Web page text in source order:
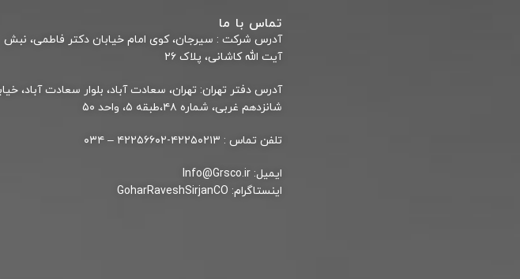
تماس با ما
آدرس شركت : سیرجان، کوی امام خیابان دکتر فاطمی، نبش
آیت الله کاشانی، پلاک ۲۶
آدرس دفتر تهران: تهران، سعادت آباد، بلوار سعادت آباد،
شانزدهم غربی، شماره ۴۸،طبقه ۵، واحد ۵۰
تلفن تماس : ۴۲۲۵۰۲۱۳-۴۲۲۵۶۶۰۲ – ۰۳۴
ایمیل: Info@Grsco.ir
اینستاگرام: GoharRaveshSirjanCO